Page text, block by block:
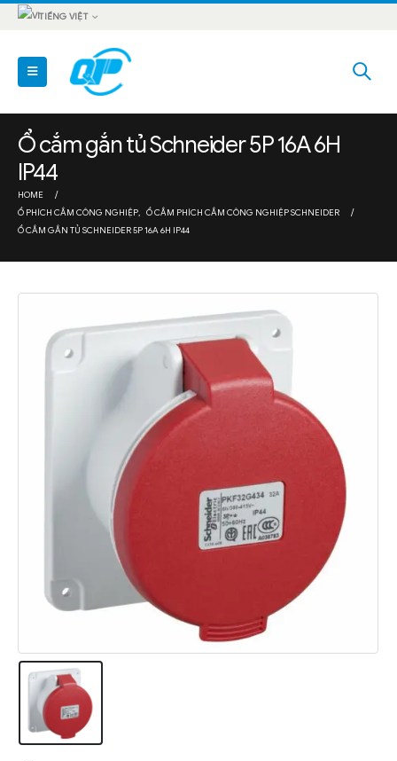
TIẾNG VIỆT
Ổ cắm gắn tủ Schneider 5P 16A 6H
IP44
HOME
Ổ PHÍCH CẮM CÔNG NGHIỆP, Ổ CẮM PHÍCH CẮM CÔNG NGHIỆP SCHNEIDER
Ổ CẮM GẮN TỦ SCHNEIDER 5P 16A 6H IP44